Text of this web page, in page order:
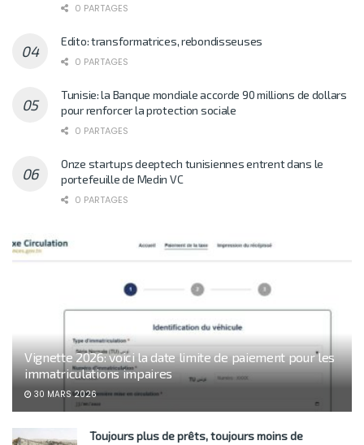
0 PARTAGES
Edito: transformatrices, rebondisseuses
0 PARTAGES
Tunisie: la Banque mondiale accorde 90 millions de dollars
pour renforcer la protection sociale
0 PARTAGES
Onze startups deeptech tunisiennes entrent dans le
portefeuille de Medin VC
0 PARTAGES
Vignette 2026: voici la date limite de paiement pour les
immatriculations impaires
30 MARS 2026
Toujours plus de prêts, toujours moins de